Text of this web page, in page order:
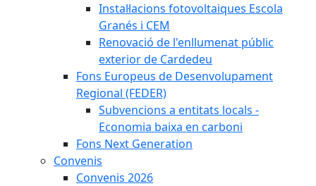
Instal·lacions fotovoltaiques Escola
Granés i CEM
Renovació de l'enllumenat públic
exterior de Cardedeu
Fons Europeus de Desenvolupament
Regional (FEDER)
Subvencions a entitats locals -
Economia baixa en carboni
Fons Next Generation
Convenis
Convenis 2026